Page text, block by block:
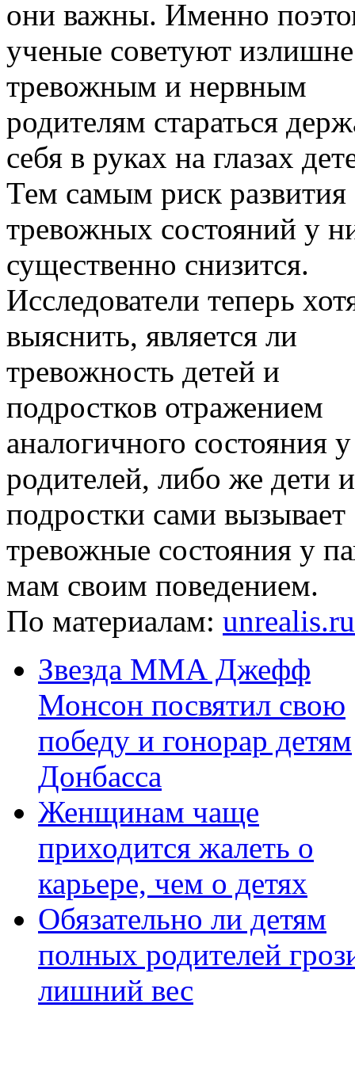
они важны. Именно
ученые советуют излишне
тревожным и нервным
родителям стараться
себя в руках на глазах
Тем самым риск развития
тревожных состояний у
существенно снизится.
Исследователи теперь
выяснить, является ли
тревожность детей и
подростков отражением
аналогичного состояния
родителей, либо же дети и
подростки сами вызывает
тревожные состояния у
мам своим поведением.
По материалам:
Звезда ММА Джефф
Монсон посвятил свою
победу и гонорар детям
Донбасса
Женщинам чаще
приходится жалеть о
карьере, чем о детях
Обязательно ли детям
полных родителей
лишний вес